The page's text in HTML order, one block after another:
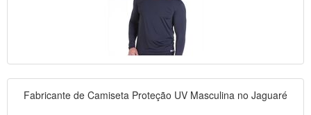
Fabricante de Camiseta Proteção UV Masculina no Jaguaré